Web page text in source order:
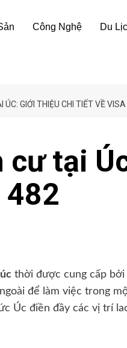
Công Nghệ Du
ÚC: GIỚI THIỆU CHI TIẾT VỀ
cư tại
thời được cung cấp
để làm việc trong
Úc điền đầy các vị trí